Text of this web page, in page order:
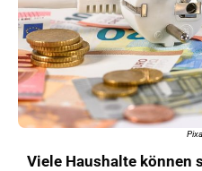
Viele Haushalte können